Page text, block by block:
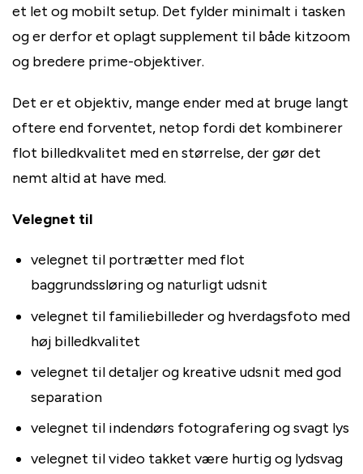
et let og mobilt setup. Det fylder minimalt i tasken
og er derfor et oplagt supplement til både kitzoom
og bredere prime-objektiver.
Det er et objektiv, mange ender med at bruge langt
oftere end forventet, netop fordi det kombinerer
flot billedkvalitet med en størrelse, der gør det
nemt altid at have med.
Velegnet til
velegnet til portrætter med flot
baggrundssløring og naturligt udsnit
velegnet til familiebilleder og hverdagsfoto med
høj billedkvalitet
velegnet til detaljer og kreative udsnit med god
separation
velegnet til indendørs fotografering og svagt lys
velegnet til video takket være hurtig og lydsvag